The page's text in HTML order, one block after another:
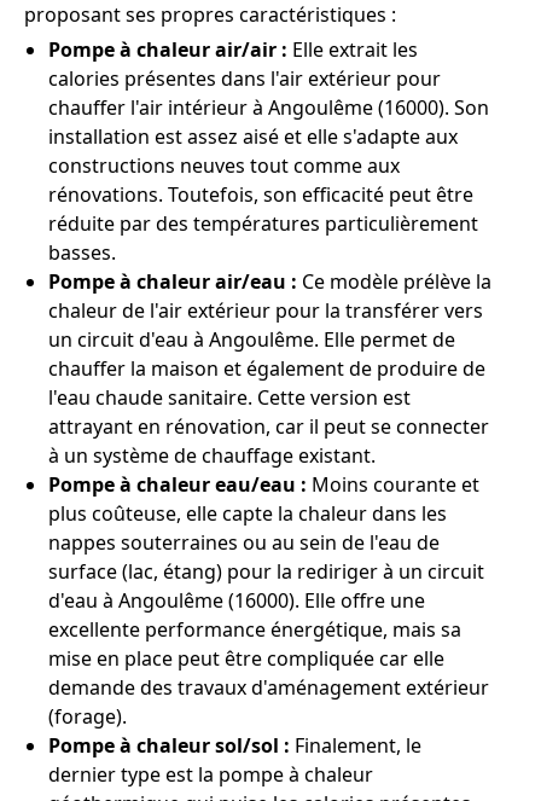
proposant ses propres caractéristiques :
Pompe à chaleur air/air : Elle extrait les
calories présentes dans l'air extérieur pour
chauffer l'air intérieur à Angoulême (16000). Son
installation est assez aisé et elle s'adapte aux
constructions neuves tout comme aux
rénovations. Toutefois, son efficacité peut être
réduite par des températures particulièrement
basses.
Pompe à chaleur air/eau : Ce modèle prélève la
chaleur de l'air extérieur pour la transférer vers
un circuit d'eau à Angoulême. Elle permet de
chauffer la maison et également de produire de
l'eau chaude sanitaire. Cette version est
attrayant en rénovation, car il peut se connecter
à un système de chauffage existant.
Pompe à chaleur eau/eau : Moins courante et
plus coûteuse, elle capte la chaleur dans les
nappes souterraines ou au sein de l'eau de
surface (lac, étang) pour la rediriger à un circuit
d'eau à Angoulême (16000). Elle offre une
excellente performance énergétique, mais sa
mise en place peut être compliquée car elle
demande des travaux d'aménagement extérieur
(forage).
Pompe à chaleur sol/sol : Finalement, le
dernier type est la pompe à chaleur